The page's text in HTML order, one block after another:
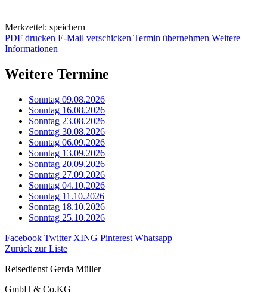
Merkzettel: speichern
PDF drucken E-Mail verschicken Termin übernehmen Weitere
Informationen
Weitere Termine
Sonntag 09.08.2026
Sonntag 16.08.2026
Sonntag 23.08.2026
Sonntag 30.08.2026
Sonntag 06.09.2026
Sonntag 13.09.2026
Sonntag 20.09.2026
Sonntag 27.09.2026
Sonntag 04.10.2026
Sonntag 11.10.2026
Sonntag 18.10.2026
Sonntag 25.10.2026
Facebook Twitter XING Pinterest Whatsapp
Zurück zur Liste
Reisedienst Gerda Müller
GmbH & Co.KG